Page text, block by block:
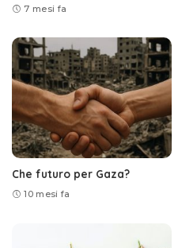
7 mesi fa
Che futuro per Gaza?
10 mesi fa